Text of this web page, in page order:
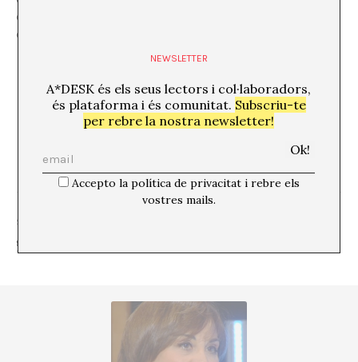
de les nostres relacions. No som amos de les nostres
conclusions ni de les nostres resolucions “(Brecht)
SHARE
NEWSLETTER
A*DESK és els seus lectors i col·laboradors,
és plataforma i és comunitat. Subscriu-te
per rebre la nostra newsletter!
Accepto la política de privacitat i rebre els
vostres mails.